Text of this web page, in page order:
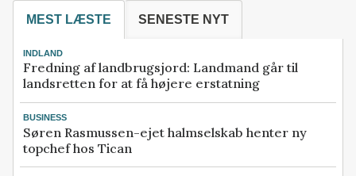
MEST LÆSTE SENESTE NYT
INDLAND
Fredning af landbrugsjord: Landmand går til
landsretten for at få højere erstatning
BUSINESS
Søren Rasmussen-ejet halmselskab henter ny
topchef hos Tican